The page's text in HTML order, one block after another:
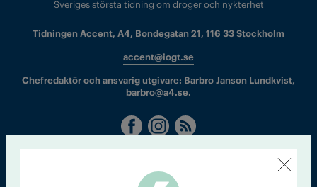
Sveriges största tidning om droger och nykterhet
Tidningen Accent, A4, Bondegatan 21, 116 33 Stockholm
accent@iogt.se
Chefredaktör och ansvarig utgivare: Barbro Janson Lundkvist,
barbro@a4.se.